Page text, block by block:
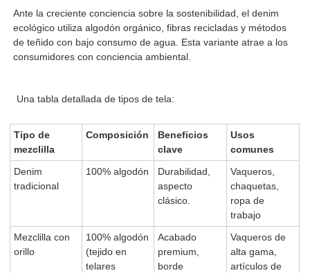
Ante la creciente conciencia sobre la sostenibilidad, el denim
ecológico utiliza algodón orgánico, fibras recicladas y métodos
de teñido con bajo consumo de agua. Esta variante atrae a los
consumidores con conciencia ambiental.
Una tabla detallada de tipos de tela:
Tipo de
mezclilla
Composición
Beneficios
clave
Usos
comunes
Denim
tradicional
100% algodón
Durabilidad,
aspecto
clásico.
Vaqueros,
chaquetas,
ropa de
trabajo
Mezclilla con
orillo
100% algodón
(tejido en
telares
Acabado
premium,
borde
Vaqueros de
alta gama,
artículos de